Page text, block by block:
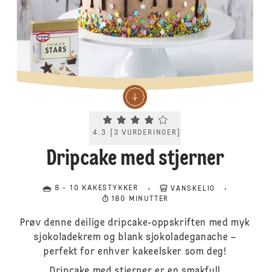
Current rating 4.3. Click to rate.
4.3 3 VURDERINGER
Dripcake med stjerner
8 - 10 KAKESTYKKER
VANSKELIG
180 MINUTTER
Prøv denne deilige dripcake-oppskriften med myk
sjokoladekrem og blank sjokoladeganache –
perfekt for enhver kakeelsker som deg!